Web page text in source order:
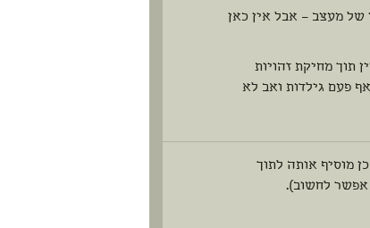
של מעצב – אבל אין כאן
תוך מחיקת זהויות
פעם גילדות ואב לא
מוסיף אותה לתוך